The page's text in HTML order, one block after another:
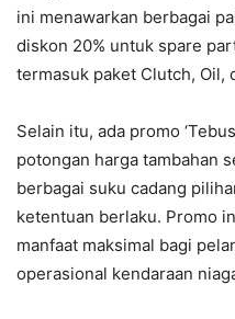
ini menawarkan berbagai
diskon 20% untuk spare
termasuk paket Clutch, Oil,
Selain itu, ada promo
potongan harga tambahan
berbagai suku cadang
ketentuan berlaku. Promo
manfaat maksimal bagi
operasional kendaraan